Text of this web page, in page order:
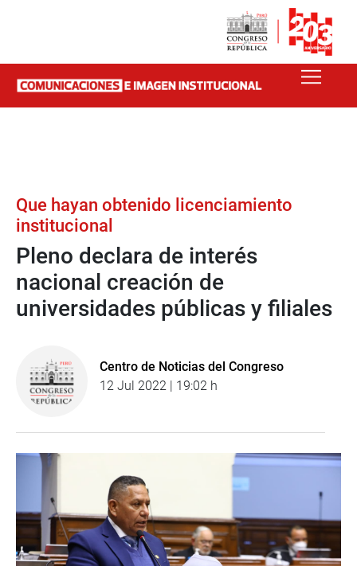
Que hayan obtenido licenciamiento
institucional
Pleno declara de interés
nacional creación de
universidades públicas y filiales
Centro de Noticias del Congreso
12 Jul 2022 | 19:02 h